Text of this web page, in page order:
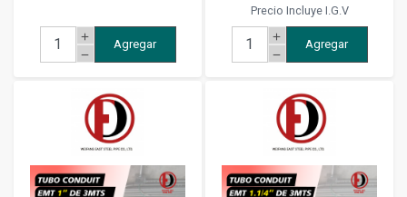
add
remove
Agregar
Precio Incluye I.G.V
add
remove
Agregar